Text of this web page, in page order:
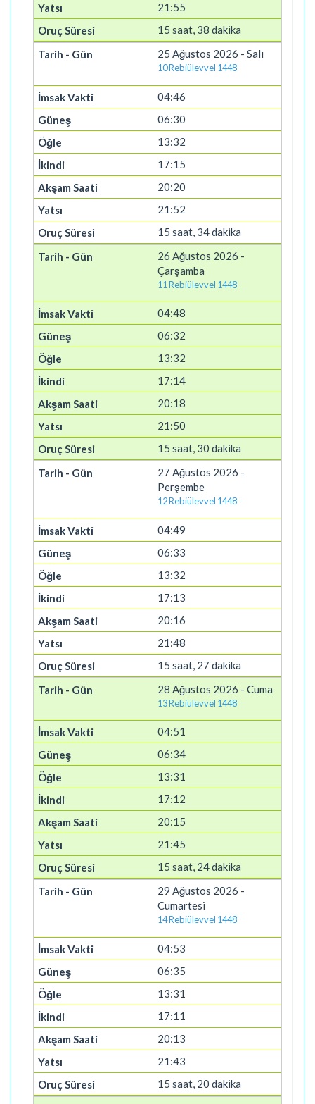
21:55
15 saat, 38 dakika
25 Ağustos 2026 - Salı
10 Rebiülevvel 1448
04:46
06:30
13:32
17:15
20:20
21:52
15 saat, 34 dakika
26 Ağustos 2026 -
Çarşamba
11 Rebiülevvel 1448
04:48
06:32
13:32
17:14
20:18
21:50
15 saat, 30 dakika
27 Ağustos 2026 -
Perşembe
12 Rebiülevvel 1448
04:49
06:33
13:32
17:13
20:16
21:48
15 saat, 27 dakika
28 Ağustos 2026 - Cuma
13 Rebiülevvel 1448
04:51
06:34
13:31
17:12
20:15
21:45
15 saat, 24 dakika
29 Ağustos 2026 -
Cumartesi
14 Rebiülevvel 1448
04:53
06:35
13:31
17:11
20:13
21:43
15 saat, 20 dakika